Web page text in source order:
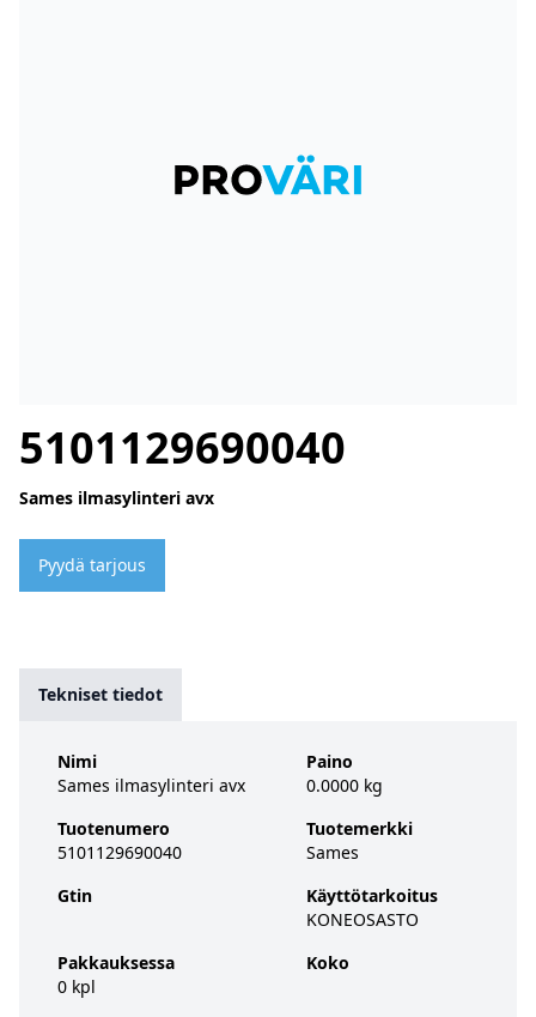
5101129690040
Sames ilmasylinteri avx
Pyydä tarjous
Tekniset tiedot
Nimi
Sames ilmasylinteri avx
Tuotenumero
5101129690040
Gtin
Pakkauksessa
0 kpl
Paino
0.0000 kg
Tuotemerkki
Sames
Käyttötarkoitus
KONEOSASTO
Koko